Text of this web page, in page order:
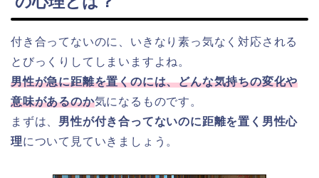
付き合ってないのに、いきなり素っ気なく対応される
とびっくりしてしまいますよね。
男性が急に距離を置くのには、どんな気持ちの変化や
意味があるのか気になるものです。
まずは、 男性が付き合ってないのに距離を置く男性心
理について見ていきましょう。